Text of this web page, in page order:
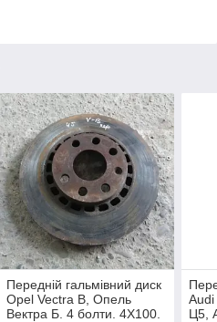
Передній гальмівний диск
Opel Vectra B, Опель
Вектра Б. 4 болти. 4Х100.
Audi
Ц5,